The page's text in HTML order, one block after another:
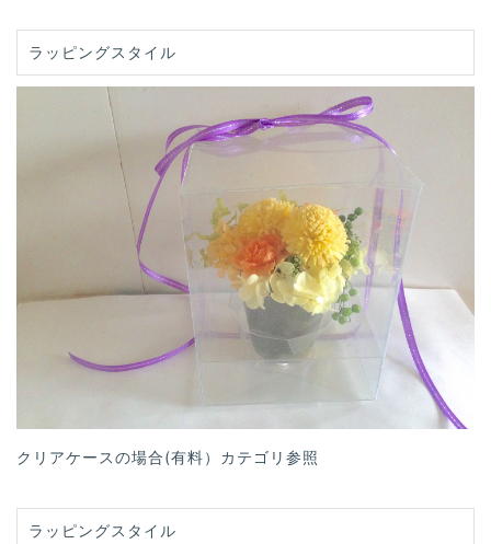
ラッピングスタイル
クリアケースの場合(有料）カテゴリ参照
ラッピングスタイル